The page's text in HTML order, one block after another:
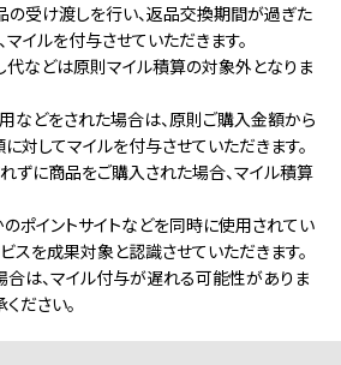
の受け渡しを行い、返品交換期間が過ぎた
イルを付与させていただきます。
代などは原則マイル積算の対象外となりま
などをされた場合は、原則ご購入金額から
対してマイルを付与させていただきます。
ずに商品をご購入された場合、マイル積算
ポイントサイトなどを同時に使用されてい
スを成果対象と認識させていただきます。
は、マイル付与が遅れる可能性がありま
ださい。